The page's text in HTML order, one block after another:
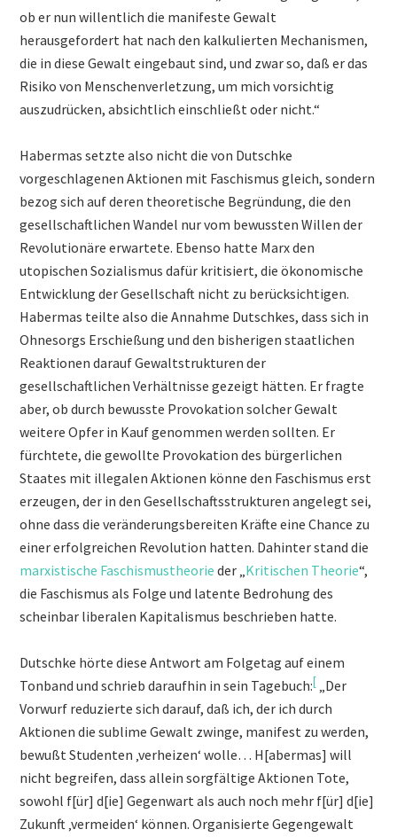
ob er nun willentlich die manifeste Gewalt
herausgefordert hat nach den kalkulierten Mechanismen,
die in diese Gewalt eingebaut sind, und zwar so, daß er das
Risiko von Menschenverletzung, um mich vorsichtig
auszudrücken, absichtlich einschließt oder nicht.“
Habermas setzte also nicht die von Dutschke
vorgeschlagenen Aktionen mit Faschismus gleich, sondern
bezog sich auf deren theoretische Begründung, die den
gesellschaftlichen Wandel nur vom bewussten Willen der
Revolutionäre erwartete. Ebenso hatte Marx den
utopischen Sozialismus dafür kritisiert, die ökonomische
Entwicklung der Gesellschaft nicht zu berücksichtigen.
Habermas teilte also die Annahme Dutschkes, dass sich in
Ohnesorgs Erschießung und den bisherigen staatlichen
Reaktionen darauf Gewaltstrukturen der
gesellschaftlichen Verhältnisse gezeigt hätten. Er fragte
aber, ob durch bewusste Provokation solcher Gewalt
weitere Opfer in Kauf genommen werden sollten. Er
fürchtete, die gewollte Provokation des bürgerlichen
Staates mit illegalen Aktionen könne den Faschismus erst
erzeugen, der in den Gesellschaftsstrukturen angelegt sei,
ohne dass die veränderungsbereiten Kräfte eine Chance zu
einer erfolgreichen Revolution hatten. Dahinter stand die
marxistische Faschismustheorie der „Kritischen Theorie“,
die Faschismus als Folge und latente Bedrohung des
scheinbar liberalen Kapitalismus beschrieben hatte.
Dutschke hörte diese Antwort am Folgetag auf einem
Tonband und schrieb daraufhin in sein Tagebuch:[ „Der
Vorwurf reduzierte sich darauf, daß ich, der ich durch
Aktionen die sublime Gewalt zwinge, manifest zu werden,
bewußt Studenten ‚verheizen‘ wolle… H[abermas] will
nicht begreifen, dass allein sorgfältige Aktionen Tote,
sowohl f[ür] d[ie] Gegenwart als auch noch mehr f[ür] d[ie]
Zukunft ‚vermeiden‘ können. Organisierte Gegengewalt